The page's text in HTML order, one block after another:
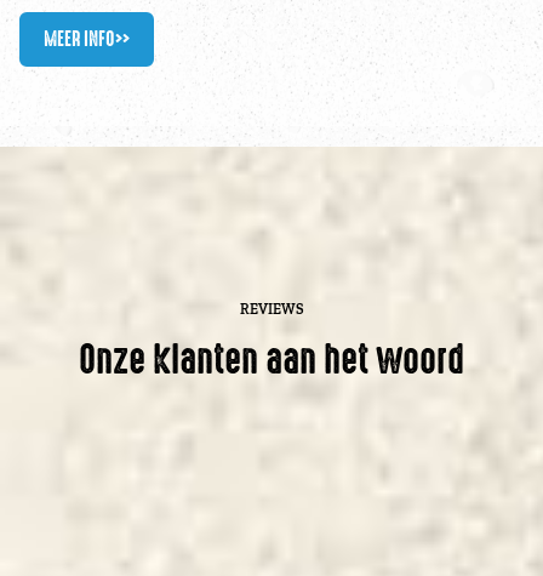
MEER INFO>>
REVIEWS
Onze klanten aan het woord